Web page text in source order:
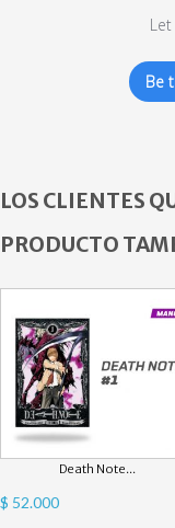
Be
LOS CLIENTES
PRODUCTO
Death Note...
$ 52.000